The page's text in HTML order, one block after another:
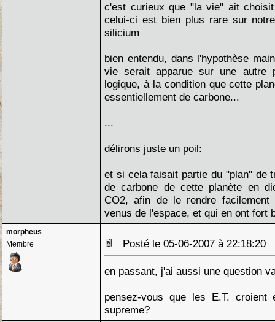
c'est curieux que "la vie" ait
celui-ci est bien plus rare sur
silicium
bien entendu, dans l'hypothèse
vie serait apparue sur une autre
logique, à la condition que cette
essentiellement de carbone...
...
délirons juste un poil:
et si cela faisait partie du "plan" de
de carbone de cette planète en
CO2, afin de le rendre
venus de l'espace, et qui en ont fort
morpheus
Membre
Posté le 05-06-2007 à 22:18:20
en passant, j'ai aussi une question
pensez-vous que les E.T. croient
supreme?